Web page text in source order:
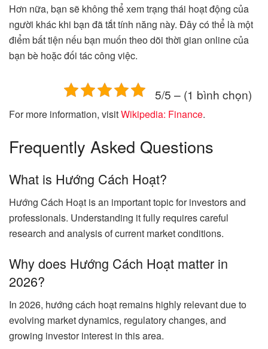
Hơn nữa, bạn sẽ không thể xem trạng thái hoạt động của
người khác khi bạn đã tắt tính năng này. Đây có thể là một
điểm bất tiện nếu bạn muốn theo dõi thời gian online của
bạn bè hoặc đối tác công việc.
5/5 – (1 bình chọn)
For more information, visitWikipedia: Finance.
Frequently Asked Questions
What is Hướng Cách Hoạt?
Hướng Cách Hoạt is an important topic for investors and
professionals. Understanding it fully requires careful
research and analysis of current market conditions.
Why does Hướng Cách Hoạt matter in
2026?
In 2026, hướng cách hoạt remains highly relevant due to
evolving market dynamics, regulatory changes, and
growing investor interest in this area.